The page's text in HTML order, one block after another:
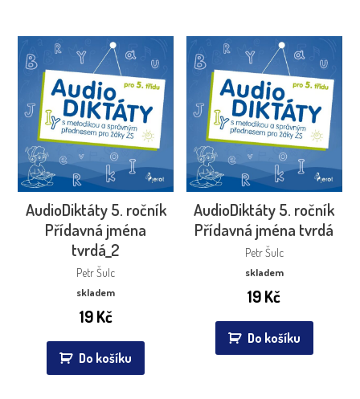
AudioDiktáty 5. ročník
Přídavná jména
tvrdá_2
Petr Šulc
skladem
19Kč
Do košíku
AudioDiktáty 5. ročník
Přídavná jména tvrdá
Petr Šulc
skladem
19Kč
Do košíku